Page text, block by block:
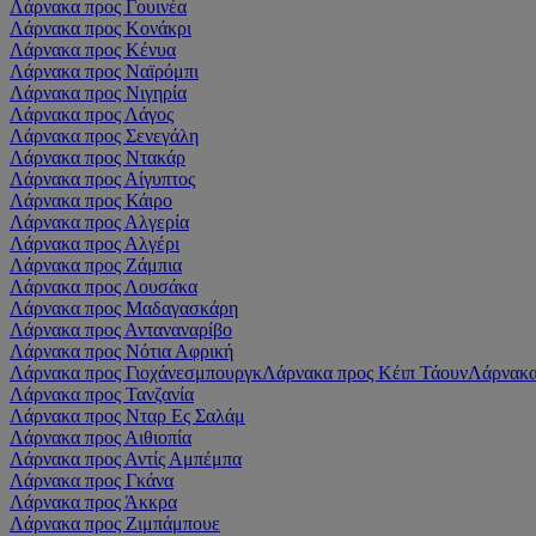
Λάρνακα προς Γουινέα
Λάρνακα προς Κονάκρι
Λάρνακα προς Κένυα
Λάρνακα προς Ναϊρόμπι
Λάρνακα προς Νιγηρία
Λάρνακα προς Λάγος
Λάρνακα προς Σενεγάλη
Λάρνακα προς Ντακάρ
Λάρνακα προς Αίγυπτος
Λάρνακα προς Κάιρο
Λάρνακα προς Αλγερία
Λάρνακα προς Αλγέρι
Λάρνακα προς Ζάμπια
Λάρνακα προς Λουσάκα
Λάρνακα προς Μαδαγασκάρη
Λάρνακα προς Ανταναναρίβο
Λάρνακα προς Νότια Αφρική
Λάρνακα προς ΓιοχάνεσμπουργκΛάρνακα προς Κέιπ Τάουν
Λάρνακα προς Τανζανία
Λάρνακα προς Νταρ Ες Σαλάμ
Λάρνακα προς Αιθιοπία
Λάρνακα προς Αντίς Αμπέμπα
Λάρνακα προς Γκάνα
Λάρνακα προς Άκκρα
Λάρνακα προς Ζιμπάμπουε